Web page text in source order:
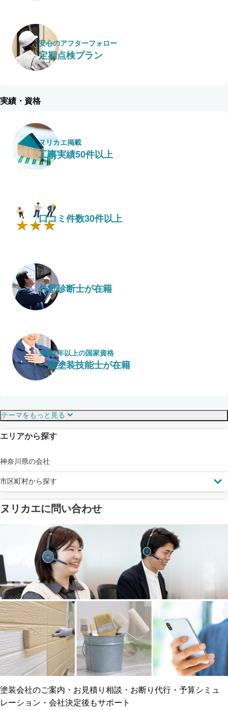
安心のアフターフォロー
定期点検プラン
実績・資格
ヌリカエ掲載
工事実績50件以上
口コミ件数30件以上
外壁診断士が在籍
実績7年以上の国家資格
一級塗装技能士が在籍
塗料の​品質を​保証
メーカー保証
工事保険
ご近所トラブルに
賠償保険
見えにくい屋根も安心
ドローン診断
省エネ効果
断熱・遮熱塗料対応
雨漏り修繕
防水工事
テーマをもっと見る
エリアから探す
神奈川県の会社
市区町村から探す
ヌリカエに問い合わせ
塗装会社のご案内・お見積り相談・お断り代行・予算シミュ
レーション・会社決定後もサポート